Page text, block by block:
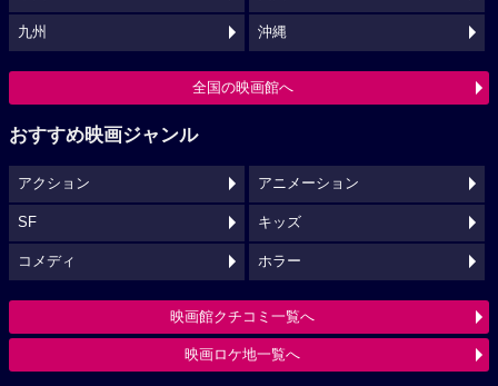
九州 沖縄
全国の映画館へ
おすすめ映画ジャンル
アクション アニメーション
SF キッズ
コメディ ホラー
映画館クチコミ一覧へ
映画ロケ地一覧へ